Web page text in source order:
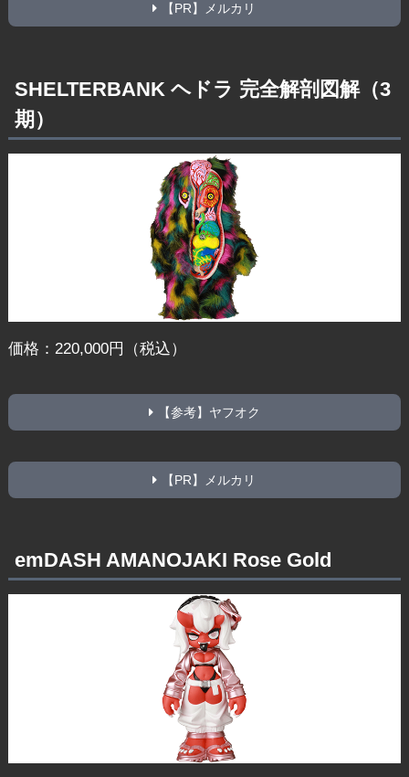
【PR】メルカリ
SHELTERBANK ヘドラ 完全解剖図解（3
期）
価格：220,000円（税込）
【参考】ヤフオク
【PR】メルカリ
emDASH AMANOJAKI Rose Gold